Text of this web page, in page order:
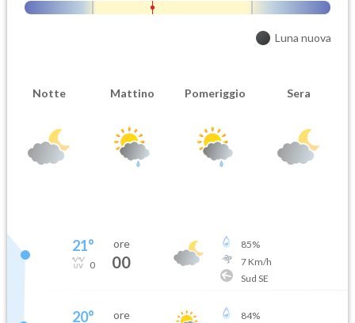
Luna nuova
Notte Mattino Pomeriggio Sera
21°
0
ore
00
85%
7Km/h
Sud SE
20° ore 84%